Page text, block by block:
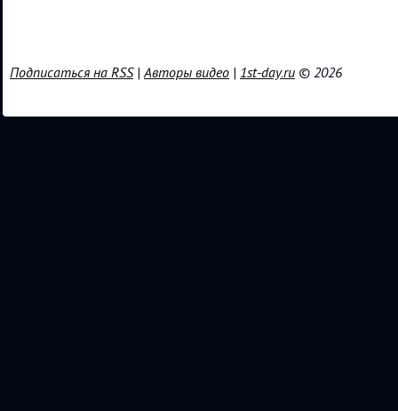
Подписаться на RSS|Авторы видео | 1st-day.ru © 2026